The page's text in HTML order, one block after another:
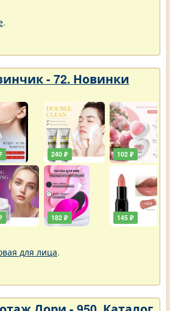
.
- 72. Новинки
240 ₽
182 ₽
102 ₽
145 ₽
для лица.